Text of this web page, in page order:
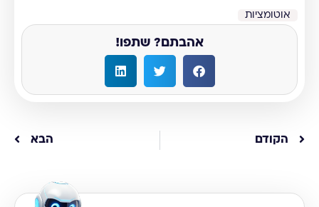
אוטומציות
אהבתם? שתפו!
הקודם הבא